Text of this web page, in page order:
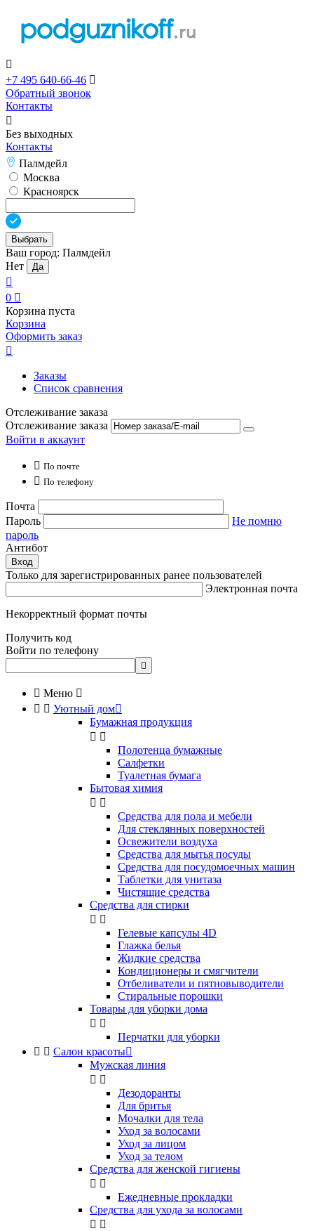

+7 495 640-66-46 
Обратный звонок
Контакты

Без выходных
Контакты
Палмдейл
Москва
Красноярск
Выбрать
Ваш город: Палмдейл
Нет
Да

0 
Корзина пуста
Корзина
Оформить заказ

Заказы
Список сравнения
Отслеживание заказа
Отслеживание заказа
Войти в аккаунт
 По почте
 По телефону
Почта
Пароль
Не помню
пароль
Антибот
Вход
Только для зарегистрированных ранее пользователей
Электронная почта
Некорректный формат почты
Получить код
Войти по телефону

 Меню 
  Уютный дом
Бумажная продукция
 
Полотенца бумажные
Салфетки
Туалетная бумага
Бытовая химия
 
Cредства для пола и мебели
Для стеклянных поверхностей
Освежители воздуха
Средства для мытья посуды
Средства для посудомоечных машин
Таблетки для унитаза
Чистящие средства
Средства для стирки
 
Гелевые капсулы 4D
Глажка белья
Жидкие средства
Кондиционеры и смягчители
Отбеливатели и пятновыводители
Стиральные порошки
Товары для уборки дома
 
Перчатки для уборки
  Салон красоты
Мужская линия
 
Дезодоранты
Для бритья
Мочалки для тела
Уход за волосами
Уход за лицом
Уход за телом
Средства для женской гигиены
 
Ежедневные прокладки
Средства для ухода за волосами
 